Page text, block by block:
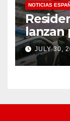
NOTICIAS
lanzan
Leader
JULY 30,